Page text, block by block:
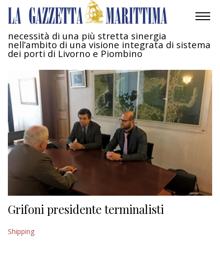
AMBIENTE
MOBILITÀ
INDUSTRIA
RICERCA
ECONOMIA
NAUTICA
EDITORIALI
necessità di una più stretta sinergia
nell’ambito di una visione integrata di sistema
dei porti di Livorno e Piombino
Grifoni presidente terminalisti
Shipping